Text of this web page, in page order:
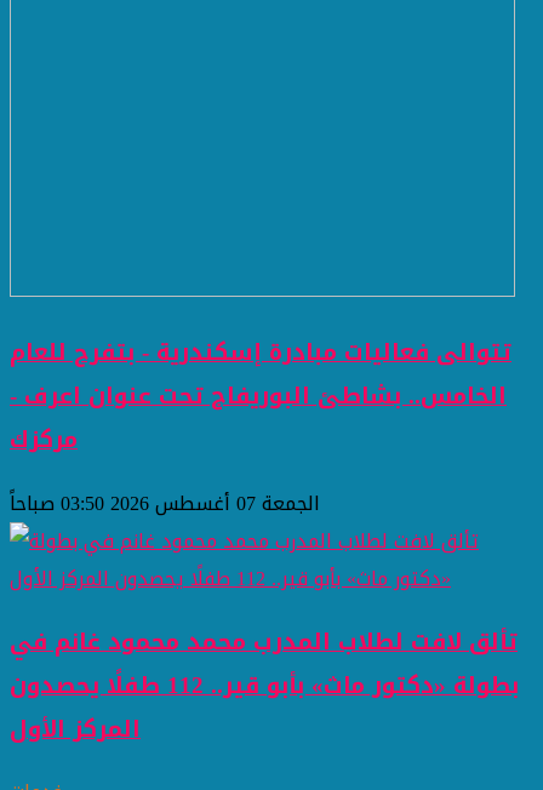
تتوالى فعاليات مبادرة إسكندرية - بتفرح للعام
الخامس.. بشاطئ البوريفاج تحت عنوان اعرف -
مركزك
الجمعة 07 أغسطس 2026 03:50 صباحاً
تألق لافت لطلاب المدرب محمد محمود غانم في
بطولة «دكتور ماث» بأبو قير.. 112 طفلًا يحصدون
المركز الأول